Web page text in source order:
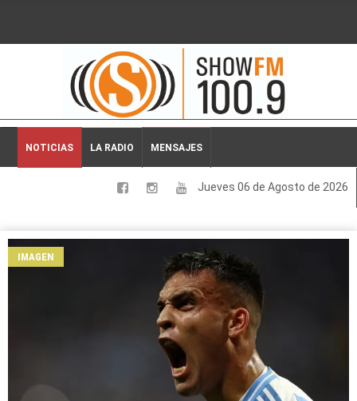
2026-08-06 03:50:09
NOTICIAS LA RADIO MENSAJES
Jueves 06 de Agosto de 2026
LOCALES
DEPORTES
ESPECTACULOS
INTERNACIONALES
IMAGEN